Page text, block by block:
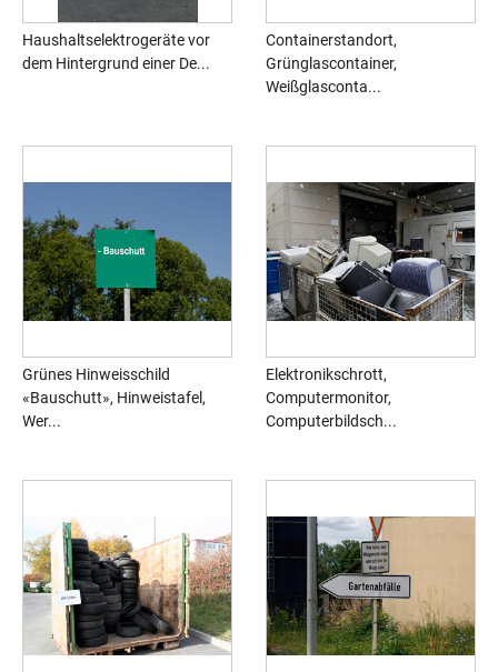
Haushaltselektrogeräte vor
dem Hintergrund einer De...
Containerstandort,
Grünglascontainer,
Weißglasconta...
Grünes Hinweisschild
«Bauschutt», Hinweistafel,
Wer...
Elektronikschrott,
Computermonitor,
Computerbildsch...